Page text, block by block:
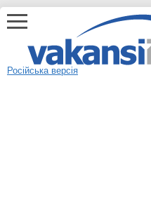
Російська версія